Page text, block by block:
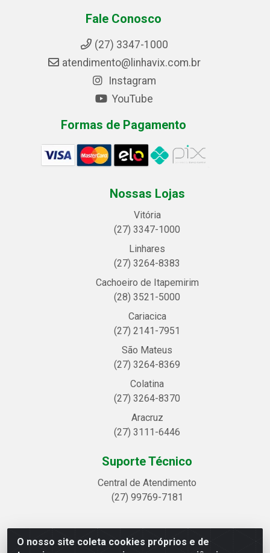
O nosso site coleta cookies próprios e de
Fale Conosco
(27) 3347-1000
atendimento@linhavix.com.br
Instagram
YouTube
Formas de Pagamento
Nossas Lojas
Vitória
(27) 3347-1000
Linhares
(27) 3264-8383
Cachoeiro de Itapemirim
(28) 3521-5000
Cariacica
(27) 2141-7951
São Mateus
(27) 3264-8369
Colatina
(27) 3264-8370
Aracruz
(27) 3111-6446
Suporte Técnico
Central de Atendimento
(27) 99769-7181
Linhavix Distribuidora LTDA - Avenida Alegre, 2521 -